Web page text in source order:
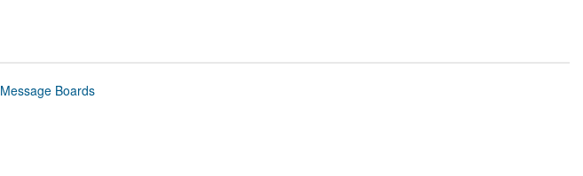
Message Boards